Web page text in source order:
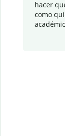
hacer
como